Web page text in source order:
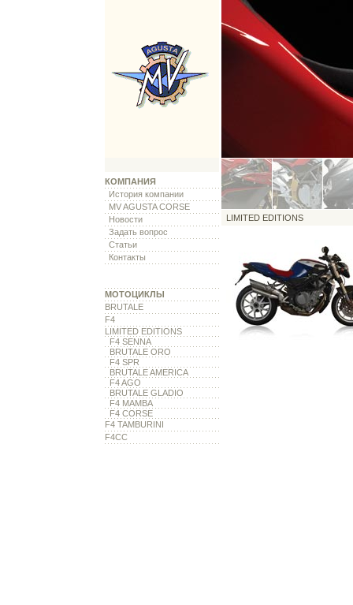
КОМПАНИЯ
История компании
MV AGUSTA CORSE
Новости
Задать вопрос
Статьи
Контакты
МОТОЦИКЛЫ
BRUTALE
F4
LIMITED EDITIONS
F4 SENNA
BRUTALE ORO
F4 SPR
BRUTALE AMERICA
F4 AGO
BRUTALE GLADIO
F4 MAMBA
F4 CORSE
F4 TAMBURINI
F4CC
LIMITED EDITIONS